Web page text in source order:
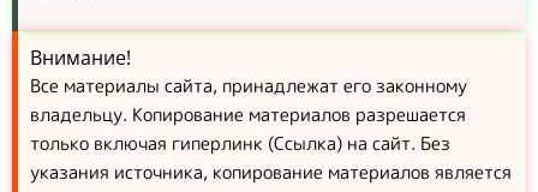
Внимание!
Все материалы сайта, принадлежат его законному
владельцу. Копирование материалов разрешается
только включая гиперлинк (Ссылка) на сайт. Без
указания источника, копирование материалов является